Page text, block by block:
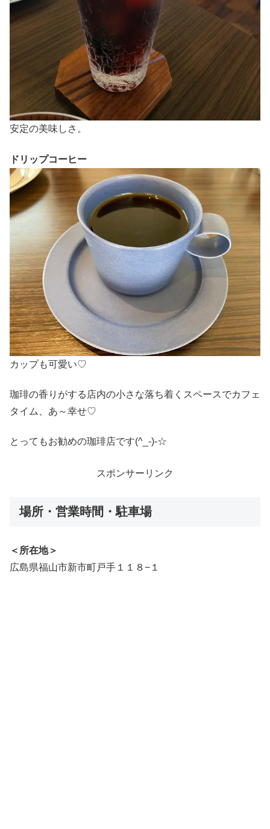
安定の美味しさ。
ドリップコーヒー
カップも可愛い♡
珈琲の香りがする店内の小さな落ち着くスペースでカフェ
タイム、あ～幸せ♡
とってもお勧めの珈琲店です(^_-)-☆
スポンサーリンク
場所・営業時間・駐車場
＜所在地＞
広島県福山市新市町戸手１１８−１